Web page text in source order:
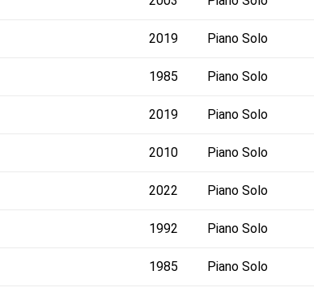
2019 Piano Solo
1985 Piano Solo
2019 Piano Solo
2010 Piano Solo
2022 Piano Solo
1992 Piano Solo
1985 Piano Solo